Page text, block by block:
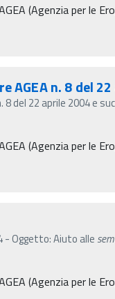
(Agenzia per le
n. 8 del
del 22 aprile 2004 e
(Agenzia per le
- Oggetto: Aiuto alle
(Agenzia per le